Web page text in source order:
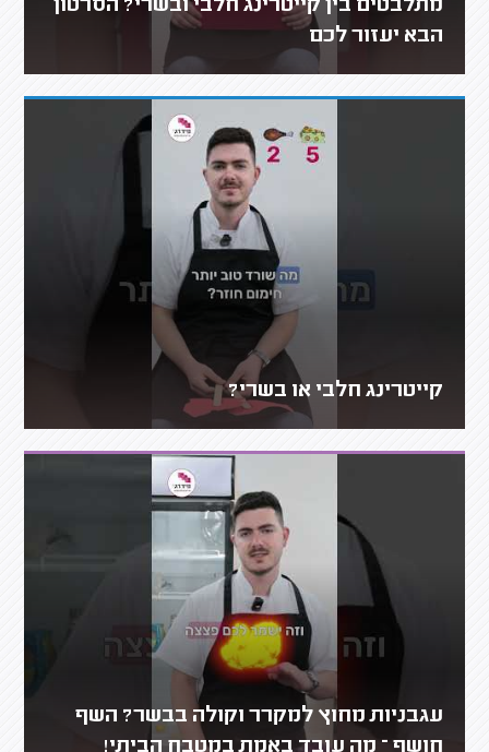
מתלבטים בין קייטרינג חלבי ובשרי? הסרטון
הבא יעזור לכם
קייטרינג חלבי או בשרי?
עגבניות מחוץ למקרר וקולה בבשר? השף